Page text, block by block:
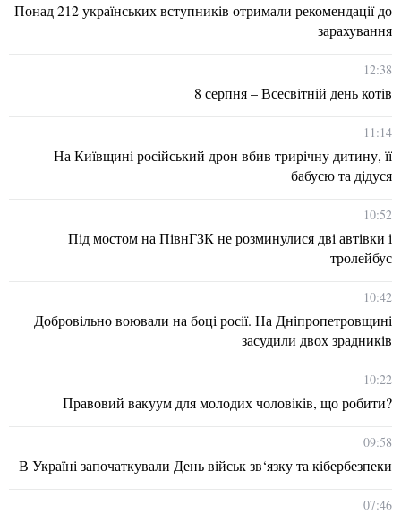
Понад 212 українських вступників отримали рекомендації до
зарахування
12:38
8 серпня – Всесвітній день котів
11:14
На Київщині російський дрон вбив трирічну дитину, її
бабусю та дідуся
10:52
Під мостом на ПівнГЗК не розминулися дві автівки і
тролейбус
10:42
Добровільно воювали на боці росії. На Дніпропетровщині
засудили двох зрадників
10:22
Правовий вакуум для молодих чоловіків, що робити?
09:58
В Україні започаткували День військ зв‘язку та кібербезпеки
07:46